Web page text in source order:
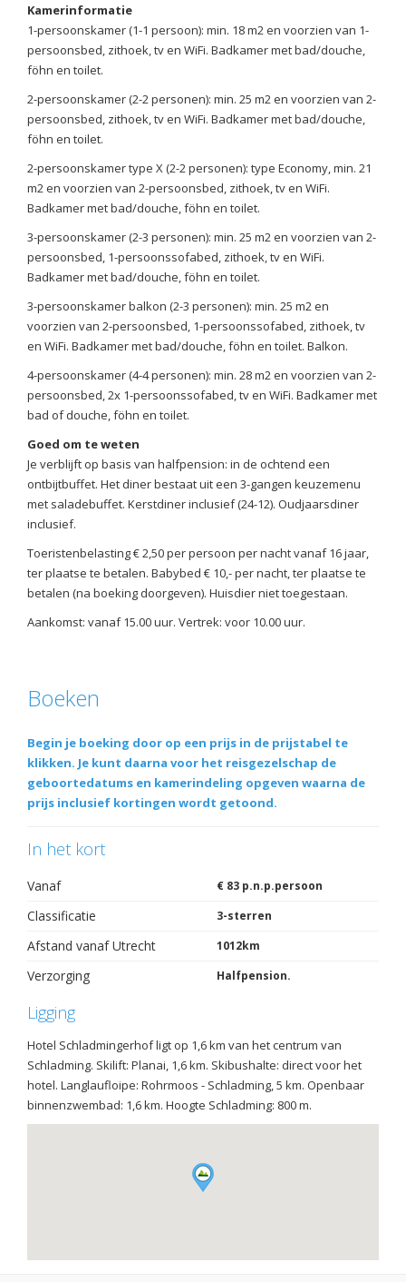
Kamerinformatie
1-persoonskamer (1-1 persoon): min. 18 m2 en voorzien van 1-
persoonsbed, zithoek, tv en WiFi. Badkamer met bad/douche,
föhn en toilet.
2-persoonskamer (2-2 personen): min. 25 m2 en voorzien van 2-
persoonsbed, zithoek, tv en WiFi. Badkamer met bad/douche,
föhn en toilet.
2-persoonskamer type X (2-2 personen): type Economy, min. 21
m2 en voorzien van 2-persoonsbed, zithoek, tv en WiFi.
Badkamer met bad/douche, föhn en toilet.
3-persoonskamer (2-3 personen): min. 25 m2 en voorzien van 2-
persoonsbed, 1-persoonssofabed, zithoek, tv en WiFi.
Badkamer met bad/douche, föhn en toilet.
3-persoonskamer balkon (2-3 personen): min. 25 m2 en
voorzien van 2-persoonsbed, 1-persoonssofabed, zithoek, tv
en WiFi. Badkamer met bad/douche, föhn en toilet. Balkon.
4-persoonskamer (4-4 personen): min. 28 m2 en voorzien van 2-
persoonsbed, 2x 1-persoonssofabed, tv en WiFi. Badkamer met
bad of douche, föhn en toilet.
Goed om te weten
Je verblijft op basis van halfpension: in de ochtend een
ontbijtbuffet. Het diner bestaat uit een 3-gangen keuzemenu
met saladebuffet. Kerstdiner inclusief (24-12). Oudjaarsdiner
inclusief.
Toeristenbelasting € 2,50 per persoon per nacht vanaf 16 jaar,
ter plaatse te betalen. Babybed € 10,- per nacht, ter plaatse te
betalen (na boeking doorgeven). Huisdier niet toegestaan.
Aankomst: vanaf 15.00 uur. Vertrek: voor 10.00 uur.
Boeken
Begin je boeking door op een prijs in de prijstabel te
klikken. Je kunt daarna voor het reisgezelschap de
geboortedatums en kamerindeling opgeven waarna de
prijs inclusief kortingen wordt getoond.
In het kort
Vanaf € 83 p.n.p.persoon
Classificatie 3-sterren
Afstand vanaf Utrecht 1012km
Verzorging Halfpension.
Ligging
Hotel Schladmingerhof ligt op 1,6 km van het centrum van
Schladming. Skilift: Planai, 1,6 km. Skibushalte: direct voor het
hotel. Langlaufloipe: Rohrmoos - Schladming, 5 km. Openbaar
binnenzwembad: 1,6 km. Hoogte Schladming: 800 m.